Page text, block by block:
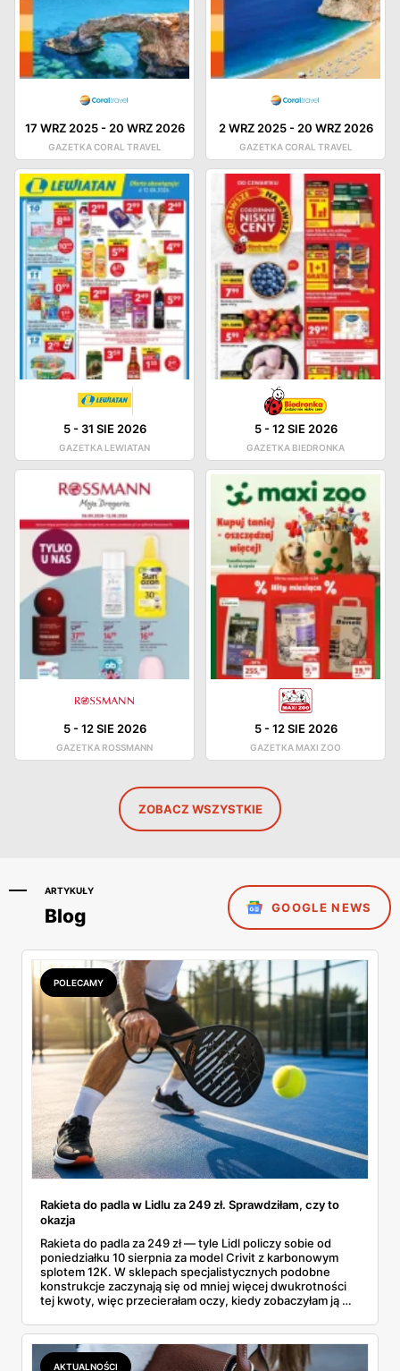
17 WRZ 2025-20 WRZ 2026
GAZETKA CORAL TRAVEL
2 WRZ 2025-20 WRZ 2026
GAZETKA CORAL TRAVEL
5- 31 SIE 2026
GAZETKA LEWIATAN
5-12 SIE 2026
GAZETKA BIEDRONKA
5-12 SIE 2026
GAZETKA ROSSMANN
5-12 SIE 2026
GAZETKA MAXI ZOO
ZOBACZ WSZYSTKIE
ARTYKUŁY
Blog GOOGLE NEWS
POLECAMY
Rakieta do padla w Lidlu za 249 zł. Sprawdziłam, czy to
okazja
Rakieta do padla za 249 zł — tyle Lidl policzy sobie od
poniedziałku 10 sierpnia za model Crivit z karbonowym
splotem 12K. W sklepach specjalistycznych podobne
konstrukcje zaczynają się od mniej więcej dwukrotności
tej kwoty, więc przecierałam oczy, kiedy zobaczyłam ją w
najszybciej rosnący sport w Polsce: kortów przybywa
lawinowo, a chętnych jeszcze szybciej. Sprawdziłam, co
dokładnie dostajemy za te pieniądze i komu taka rakieta
AKTUALNOŚCI